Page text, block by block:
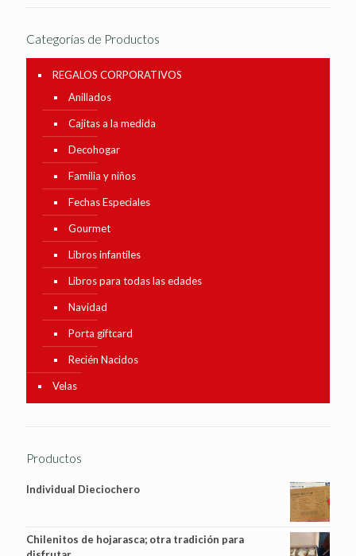
Categorías de Productos
REGALOS CORPORATIVOS
Anillados
Cajitas a la medida
Decohogar
Familia y niños
Fechas Especiales
Gourmet
Libros infantiles
Libros para todas las edades
Navidad
Porta giftcard
Recién Nacidos
Velas
Productos
Individual Dieciochero
Chilenitos de hojarasca; otra tradición para